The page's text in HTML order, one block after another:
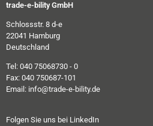
trade-e-bility GmbH
Schlossstr. 8 d-e
22041 Hamburg
Deutschland
Tel: 040 75068730 - 0
Fax: 040 750687-101
Email: info@trade-e-bility.de
Folgen Sie uns bei LinkedIn